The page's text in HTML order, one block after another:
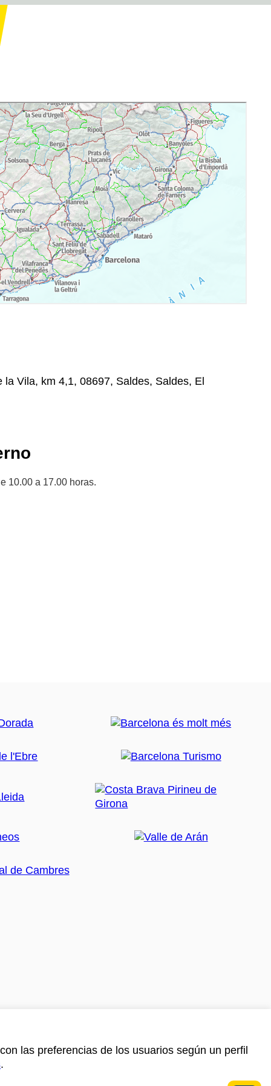
Vila, km 4,1, 08697, Saldes, Saldes, El
10.00 a 17.00 horas.
las preferencias de los usuarios según un perfil
.